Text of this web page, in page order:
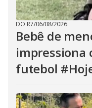
DO R7/06/08/2026
Bebê de
impressiona
futebol